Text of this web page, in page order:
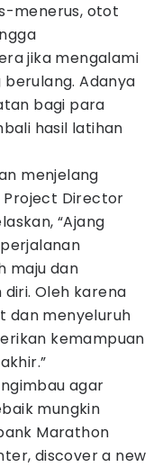
menerus, otot
jika mengalami
Adanya
bagi para
hasil latihan
menjelang
Project Director
“Ajang
maju dan
Oleh karena
dan menyeluruh
kemampuan
agar
mungkin
Marathon
discover a new